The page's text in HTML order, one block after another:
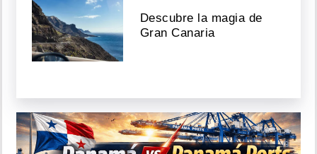
Descubre la magia de
Gran Canaria